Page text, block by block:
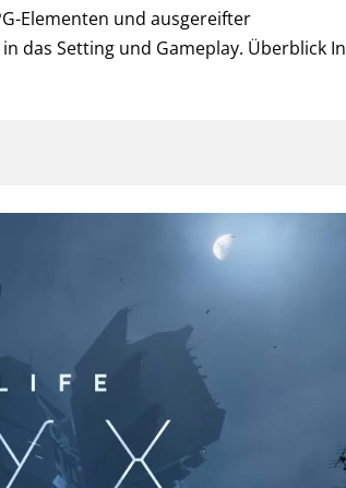
Elementen und ausgereifter
das Setting und Gameplay. Überblick In